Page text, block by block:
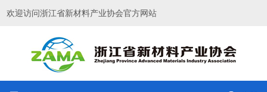
欢迎访问浙江省新材料产业协会官方网站